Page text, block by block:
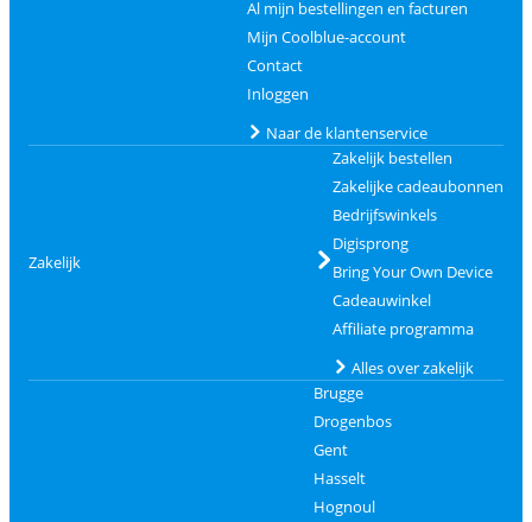
Al mijn bestellingen en facturen
Mijn Coolblue-account
Contact
Inloggen
Naar de klantenservice
Zakelijk
Zakelijk bestellen
Zakelijke cadeaubonnen
Bedrijfswinkels
Digisprong
Bring Your Own Device
Cadeauwinkel
Affiliate programma
Alles over zakelijk
Brugge
Drogenbos
Gent
Hasselt
Hognoul